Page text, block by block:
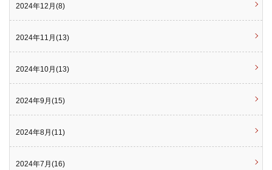
2024年12月(8)
2024年11月(13)
2024年10月(13)
2024年9月(15)
2024年8月(11)
2024年7月(16)